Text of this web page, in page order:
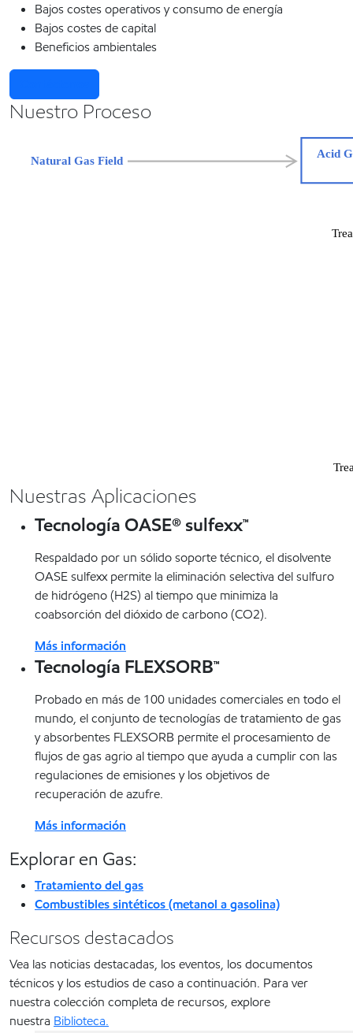
Bajos costes operativos y consumo de energía
Bajos costes de capital
Beneficios ambientales
Nuestro Proceso
Nuestras Aplicaciones
Tecnología OASE® sulfexx™
Respaldado por un sólido soporte técnico, el disolvente
OASE sulfexx permite la eliminación selectiva del sulfuro
de hidrógeno (H2S) al tiempo que minimiza la
coabsorción del dióxido de carbono (CO2).
Más información
Tecnología FLEXSORB™
Probado en más de 100 unidades comerciales en todo el
mundo, el conjunto de tecnologías de tratamiento de gas
y absorbentes FLEXSORB permite el procesamiento de
flujos de gas agrio al tiempo que ayuda a cumplir con las
regulaciones de emisiones y los objetivos de
recuperación de azufre.
Más información
Explorar en Gas:
Tratamiento del gas
Combustibles sintéticos (metanol a gasolina)
Recursos destacados
Vea las noticias destacadas, los eventos, los documentos
técnicos y los estudios de caso a continuación. Para ver
nuestra colección completa de recursos, explore
nuestra Biblioteca.